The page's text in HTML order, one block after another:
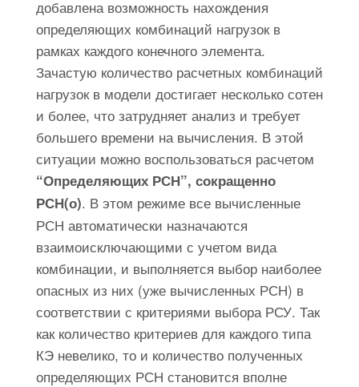
добавлена возможность нахождения
определяющих комбинаций нагрузок в
рамках каждого конечного элемента.
Зачастую количество расчетных комбинаций
нагрузок в модели достигает несколько сотен
и более, что затрудняет анализ и требует
большего времени на вычисления. В этой
ситуации можно воспользоваться расчетом
“Определяющих РСН”, сокращенно
РСН(о). В этом режиме все вычисленные
РСН автоматически назначаются
взаимоисключающими с учетом вида
комбинации, и выполняется выбор наиболее
опасных из них (уже вычисленных РСН) в
соответствии с критериями выбора РСУ. Так
как количество критериев для каждого типа
КЭ невелико, то и количество полученных
определяющих РСН становится вполне